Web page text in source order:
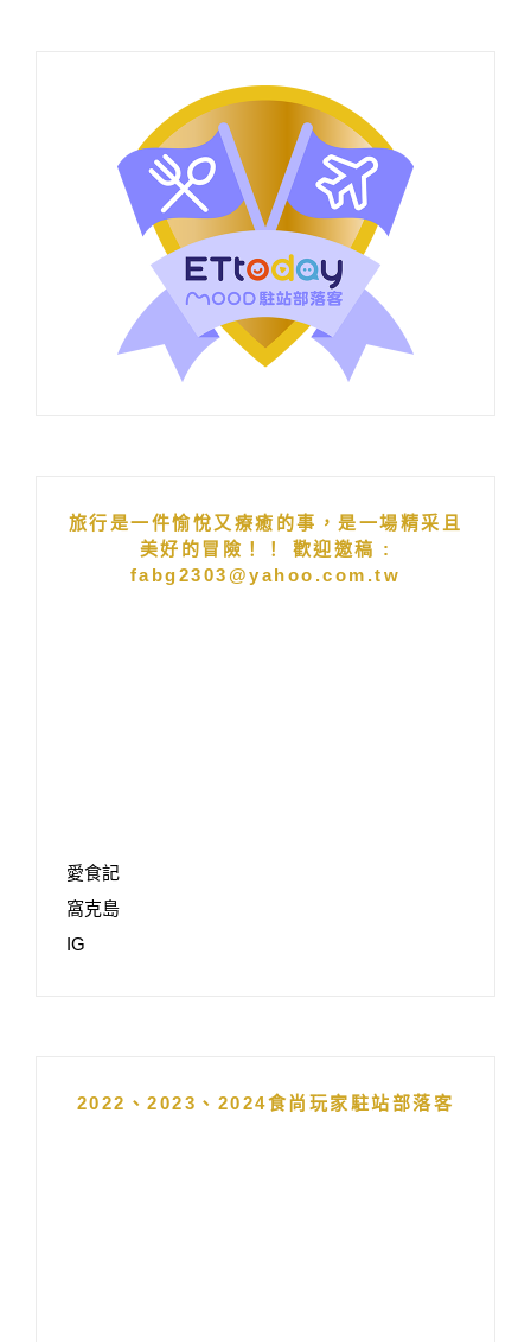
旅行是一件愉悅又療癒的事，是一場精采且
美好的冒險！！ 歡迎邀稿 :
fabg2303@yahoo.com.tw
愛食記
窩克島
IG
2022、2023、2024食尚玩家駐站部落客